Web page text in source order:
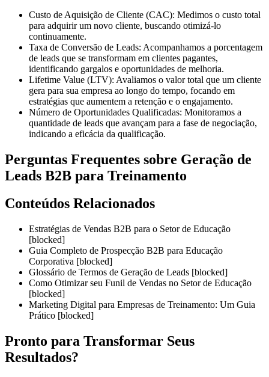
Custo de Aquisição de Cliente (CAC): Medimos o custo total
para adquirir um novo cliente, buscando otimizá-lo
continuamente.
Taxa de Conversão de Leads: Acompanhamos a porcentagem
de leads que se transformam em clientes pagantes,
identificando gargalos e oportunidades de melhoria.
Lifetime Value (LTV): Avaliamos o valor total que um cliente
gera para sua empresa ao longo do tempo, focando em
estratégias que aumentem a retenção e o engajamento.
Número de Oportunidades Qualificadas: Monitoramos a
quantidade de leads que avançam para a fase de negociação,
indicando a eficácia da qualificação.
Perguntas Frequentes sobre Geração de
Leads B2B para Treinamento
Conteúdos Relacionados
Estratégias de Vendas B2B para o Setor de Educação
[blocked]
Guia Completo de Prospecção B2B para Educação
Corporativa [blocked]
Glossário de Termos de Geração de Leads [blocked]
Como Otimizar seu Funil de Vendas no Setor de Educação
[blocked]
Marketing Digital para Empresas de Treinamento: Um Guia
Prático [blocked]
Pronto para Transformar Seus
Resultados?